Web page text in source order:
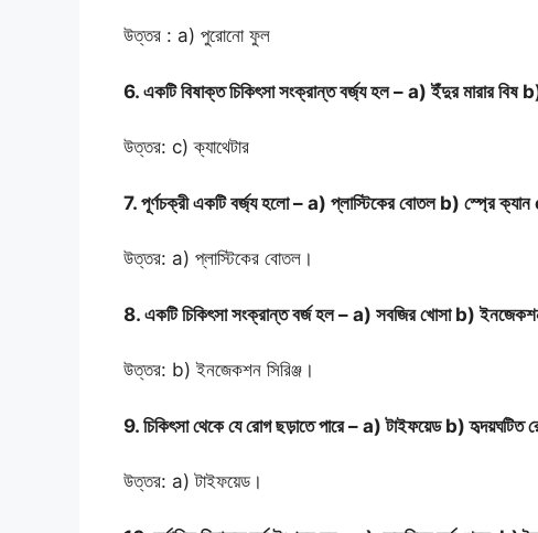
উত্তর : a) পুরোনো ফুল
6. একটি বিষাক্ত চিকিৎসা সংক্রান্ত বর্জ্য হল – a) ইঁদুর মারার বিষ
উত্তর: c) ক্যাথেটার
7. পূর্ণচক্রী একটি বর্জ্য হলো – a) প্লাস্টিকের বোতল b) স্প্রে ক্যান
উত্তর: a) প্লাস্টিকের বোতল।
8. একটি চিকিৎসা সংক্রান্ত বর্জ হল – a) সবজির খোসা b)
উত্তর: b) ইনজেকশন সিরিঞ্জ।
9. চিকিৎসা থেকে যে রোগ ছড়াতে পারে – a) টাইফয়েড b)
উত্তর: a) টাইফয়েড।